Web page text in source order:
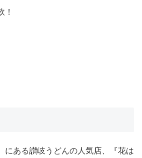
！
にある讃岐うどんの人気店、『花は